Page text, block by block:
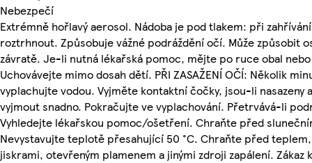
Nebezpečí
Extrémně hořlavý aerosol. Nádoba je pod tlakem: při
roztrhnout. Způsobuje vážné podráždění očí. Může způsobit
závratě. Je-li nutná lékařská pomoc, mějte po ruce obal
Uchovávejte mimo dosah dětí. PŘI ZASAŽENÍ OČÍ: Několik
vyplachujte vodou. Vyjměte kontaktní čočky, jsou-li nasazeny
vyjmout snadno. Pokračujte ve vyplachování. Přetrvává-li
Vyhledejte lékařskou pomoc/ošetření. Chraňte před
Nevystavujte teplotě přesahující 50 °C. Chraňte před
jiskrami, otevřeným plamenem a jinými zdroji zapálení. Zákaz